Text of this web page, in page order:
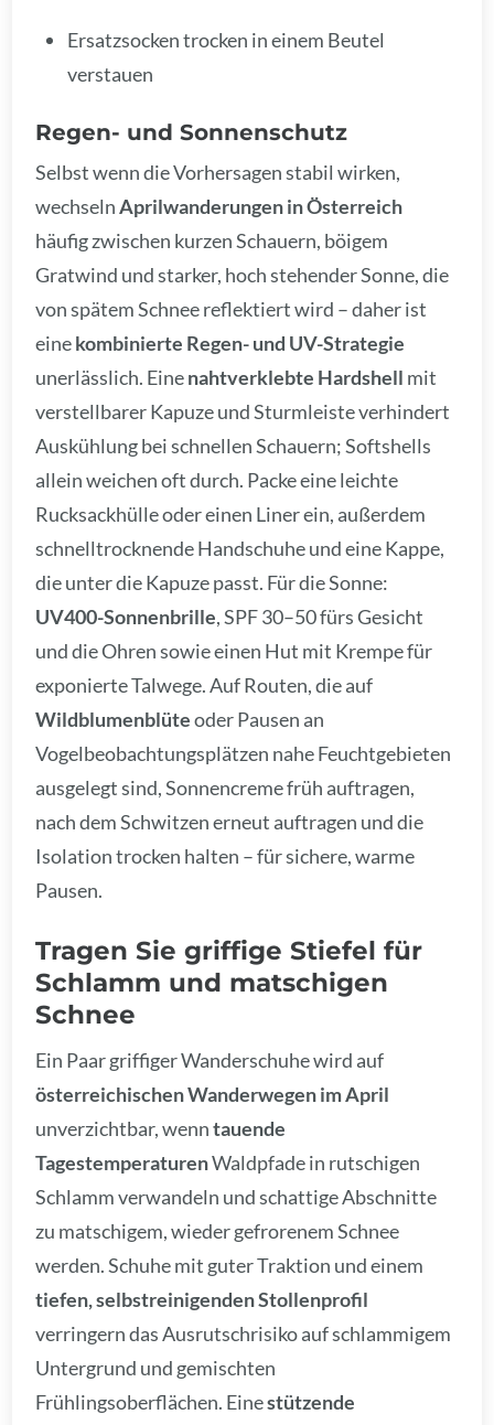
Ersatzsocken trocken in einem Beutel
verstauen
Regen- und Sonnenschutz
Selbst wenn die Vorhersagen stabil wirken,
wechselnAprilwanderungen in Österreich
häufig zwischen kurzen Schauern, böigem
Gratwind und starker, hoch stehender Sonne, die
von spätem Schnee reflektiert wird – daher ist
einekombinierte Regen- und UV-Strategie
unerlässlich. Einenahtverklebte Hardshell mit
verstellbarer Kapuze und Sturmleiste verhindert
Auskühlung bei schnellen Schauern; Softshells
allein weichen oft durch. Packe eine leichte
Rucksackhülle oder einen Liner ein, außerdem
schnelltrocknende Handschuhe und eine Kappe,
die unter die Kapuze passt. Für die Sonne:
UV400-Sonnenbrille, SPF 30–50 fürs Gesicht
und die Ohren sowie einen Hut mit Krempe für
exponierte Talwege. Auf Routen, die auf
Wildblumenblüteoder Pausen an
Vogelbeobachtungsplätzen nahe Feuchtgebieten
ausgelegt sind, Sonnencreme früh auftragen,
nach dem Schwitzen erneut auftragen und die
Isolation trocken halten – für sichere, warme
Pausen.
Tragen Sie griffige Stiefel für
Schlamm und matschigen
Schnee
Ein Paar griffiger Wanderschuhe wird auf
österreichischen Wanderwegen im April
unverzichtbar, wenntauende
TagestemperaturenWaldpfade in rutschigen
Schlamm verwandeln und schattige Abschnitte
zu matschigem, wieder gefrorenem Schnee
werden. Schuhe mit guter Traktion und einem
tiefen, selbstreinigenden Stollenprofil
verringern das Ausrutschrisiko auf schlammigem
Untergrund und gemischten
Frühlingsoberflächen. Einestützende